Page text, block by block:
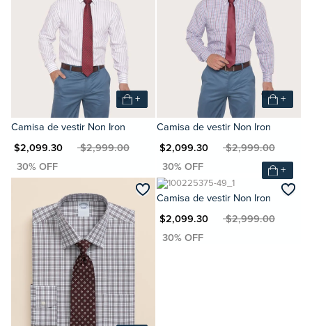
+
Camisa de vestir Non Iron
$2,099.30MXN $2,999.00
+
Camisa de vestir Non Iron
MXN $2,099.30MXN $2,999.00
+
Camisa de vestir Non Iron
MXN $2,099.30MXN $2,999.00